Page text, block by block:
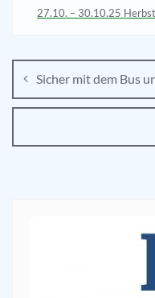
27.10. – 30.10.25 Herbst
Sicher mit dem Bus